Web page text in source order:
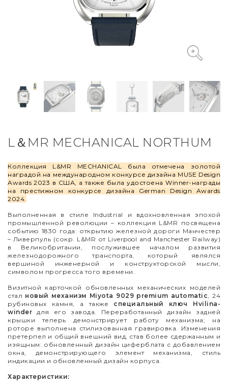
L＆MR MECHANICAL NORTHUM
Коллекция L&MR MECHANICAL была отмечена золотой
наградой на международном конкурсе дизайна MUSE Design
Awards 2023 в США, а также была удостоена Winner-награды
на престижном конкурсе дизайна German Design Awards
2024.
Выполненная в стиле Industrial и вдохновленная эпохой
промышленной революции – коллекция L&MR посвящена
событию 1830 года: открытию железной дороги Манчестер
– Ливерпуль (сокр. L&MR от Liverpool and Manchester Railway)
в Великобритании, послужившее началом развития
железнодорожного транспорта, который являлся
вершиной инженерной и конструкторской мысли,
символом прогресса того времени.
Визитной карточкой обновленных механических моделей
стал новый механизм Miyota 9029 premium automatic, 24
рубиновых камня, а также специальный ключ
Hvilina-
winderдля его завода. Переработанный дизайн задней
крышки теперь демонстрирует работу механизма; на
роторе выполнена стилизованная гравировка. Изменения
претерпел и общий внешний вид, став более сдержанным и
изящным: обновленный дизайн циферблата с добавлением
окна, демонстрирующего элемент механизма, стиль
индикации и обновленный дизайн корпуса.
Характеристики: